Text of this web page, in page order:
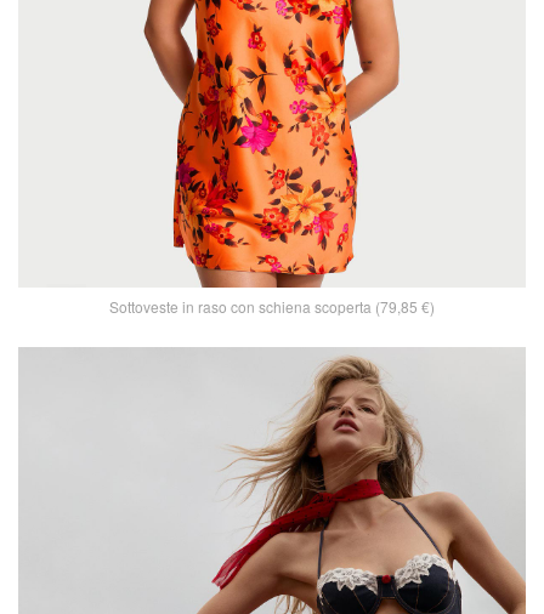
Sottoveste in raso con schiena scoperta (79,85 €)